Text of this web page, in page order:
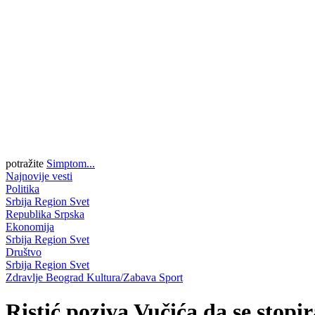
potražite Simptom...
Najnovije vesti
Politika
Srbija Region Svet
Republika Srpska
Ekonomija
Srbija Region Svet
Društvo
Srbija Region Svet
Zdravlje Beograd Kultura/Zabava Sport